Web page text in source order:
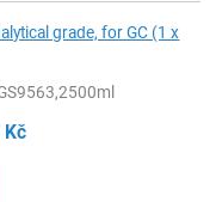
grade, for GC (1 x
Kč